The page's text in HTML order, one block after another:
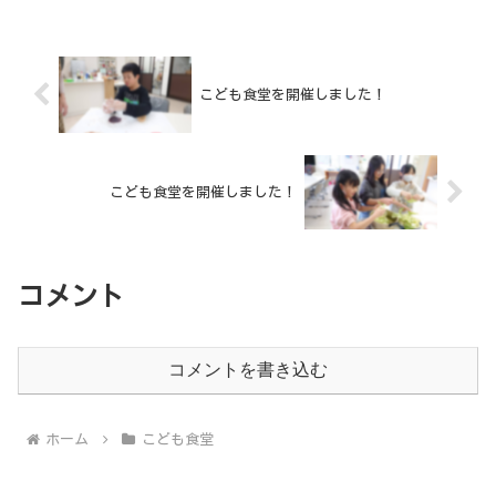
こども食堂を開催しました！
こども食堂を開催しました！
コメント
コメントを書き込む
ホーム こども食堂